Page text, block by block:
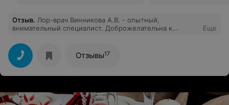
Отзыв. Лор-врач Винникова А.В. - опытный,
внимательный специалист. Доброжелательна к
Спасибо за консультацию.
Еще
Отзывы17